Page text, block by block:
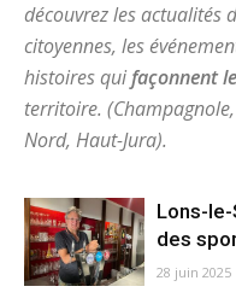
découvrez les actualités
citoyennes, les
histoires quifaçonnent
territoire. (Champagnole,
Nord, Haut-Jura).
Lons-
des
28 juin 2025